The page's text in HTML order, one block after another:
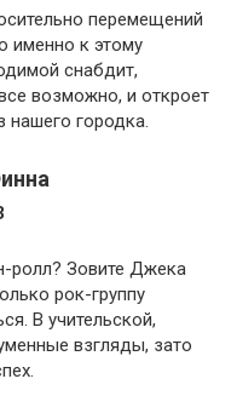
перемещений
именно к этому
снабдит,
возможно, и откроет
нашего городка.
ролл? Зовите Джека
рок-группу
В учительской,
взгляды, зато